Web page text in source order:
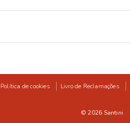
Política de cookies Livro de Reclamações
© 2026 Santini